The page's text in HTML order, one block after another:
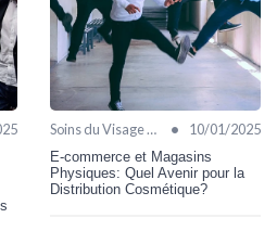
Soins du Visage Bio • 10/01/2025
E-commerce et Magasins
Physiques: Quel Avenir pour la
Distribution Cosmétique?